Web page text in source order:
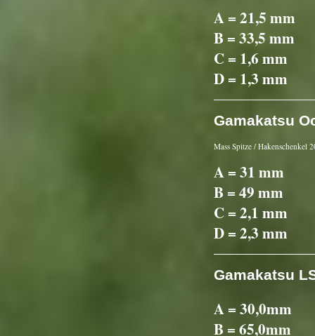
A = 21,5 mm
B = 33,5 mm
C = 1,6 mm
D = 1,3 mm
Gamakatsu
Mass Spitze / Hakenschenkel
A = 31 mm
B = 49 mm
C = 2,1 mm
D = 2,3 mm
Gamakatsu
A = 30,0mm
B = 65,0mm